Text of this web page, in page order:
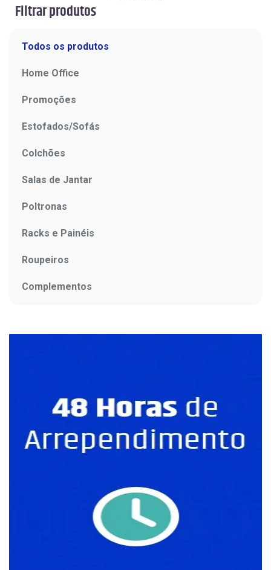
Filtrar produtos
Todos os produtos
Home Office
Promoções
Estofados/Sofás
Colchões
Salas de Jantar
Poltronas
Racks e Painéis
Roupeiros
Complementos